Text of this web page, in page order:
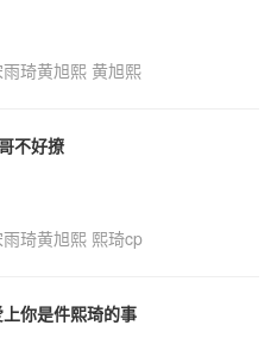
雨琦黄旭熙黄旭熙
不好撩
雨琦黄旭熙 熙琦cp
你是件熙琦的事